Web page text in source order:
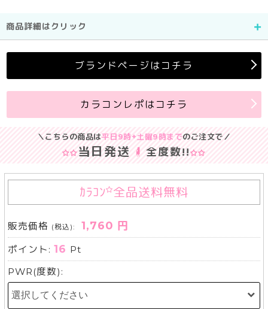
商品詳細はクリック
ブランドページはコチラ
カラコンレポはコチラ
＼こちらの商品は平日9時+土曜9時までのご注文で／
当日発送 全度数!!
ｶﾗｺﾝ 全品送料無料
販売価格 (税込): 1,760 円
ポイント:16 Pt
PWR(度数):